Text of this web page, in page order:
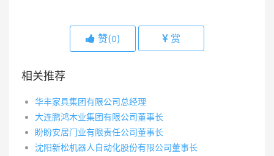
赞(0) 赏
相关推荐
华丰家具集团有限公司总经理
大连鹏鸿木业集团有限公司董事长
盼盼安居门业有限责任公司董事长
沈阳新松机器人自动化股份有限公司董事长